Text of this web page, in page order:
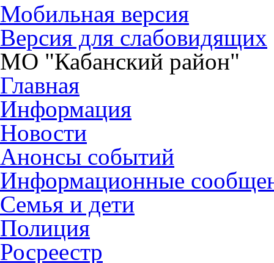
Мобильная версия
Версия для слабовидящих
МО "Кабанский район"
Главная
Информация
Новости
Анонсы событий
Информационные
Семья и дети
Полиция
Росреестр